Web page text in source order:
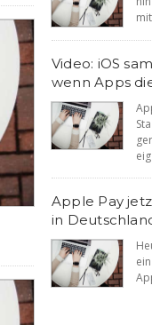
Video: iOS
wenn Apps
Apple Pay
in